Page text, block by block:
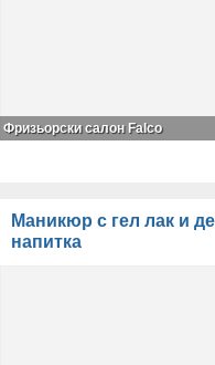
Фризьорски салон Falco
Маникюр с гел лак и
напитка